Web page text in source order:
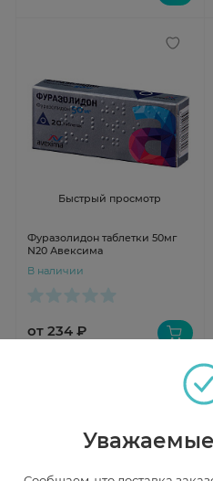
Быстрый просмотр
Фуразолидон таблетки 50мг
N20 Авексима
В наличии
от 234 ₽